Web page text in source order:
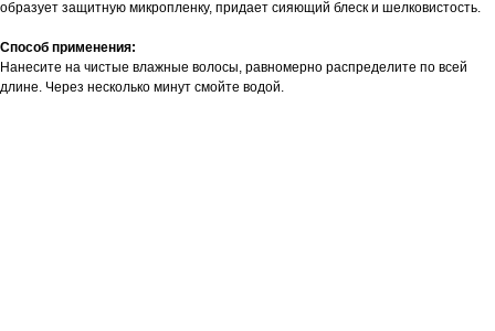
образует защитную микропленку, придает сияющий блеск и шелковистость.
Способ применения:
Нанесите на чистые влажные волосы, равномерно распределите по всей
длине. Через несколько минут смойте водой.